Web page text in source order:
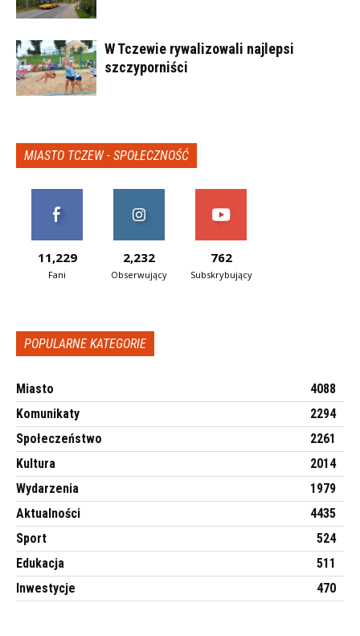
W Tczewie rywalizowali najlepsi
szczyporniści
MIASTO TCZEW - SPOŁECZNOŚĆ
11,229
Fani
2,232
Obserwujący
762
Subskrybujący
POPULARNE KATEGORIE
Miasto
4088
Komunikaty
2294
Społeczeństwo
2261
Kultura
2014
Wydarzenia
1979
Aktualności
4435
Sport
524
Edukacja
511
Inwestycje
470